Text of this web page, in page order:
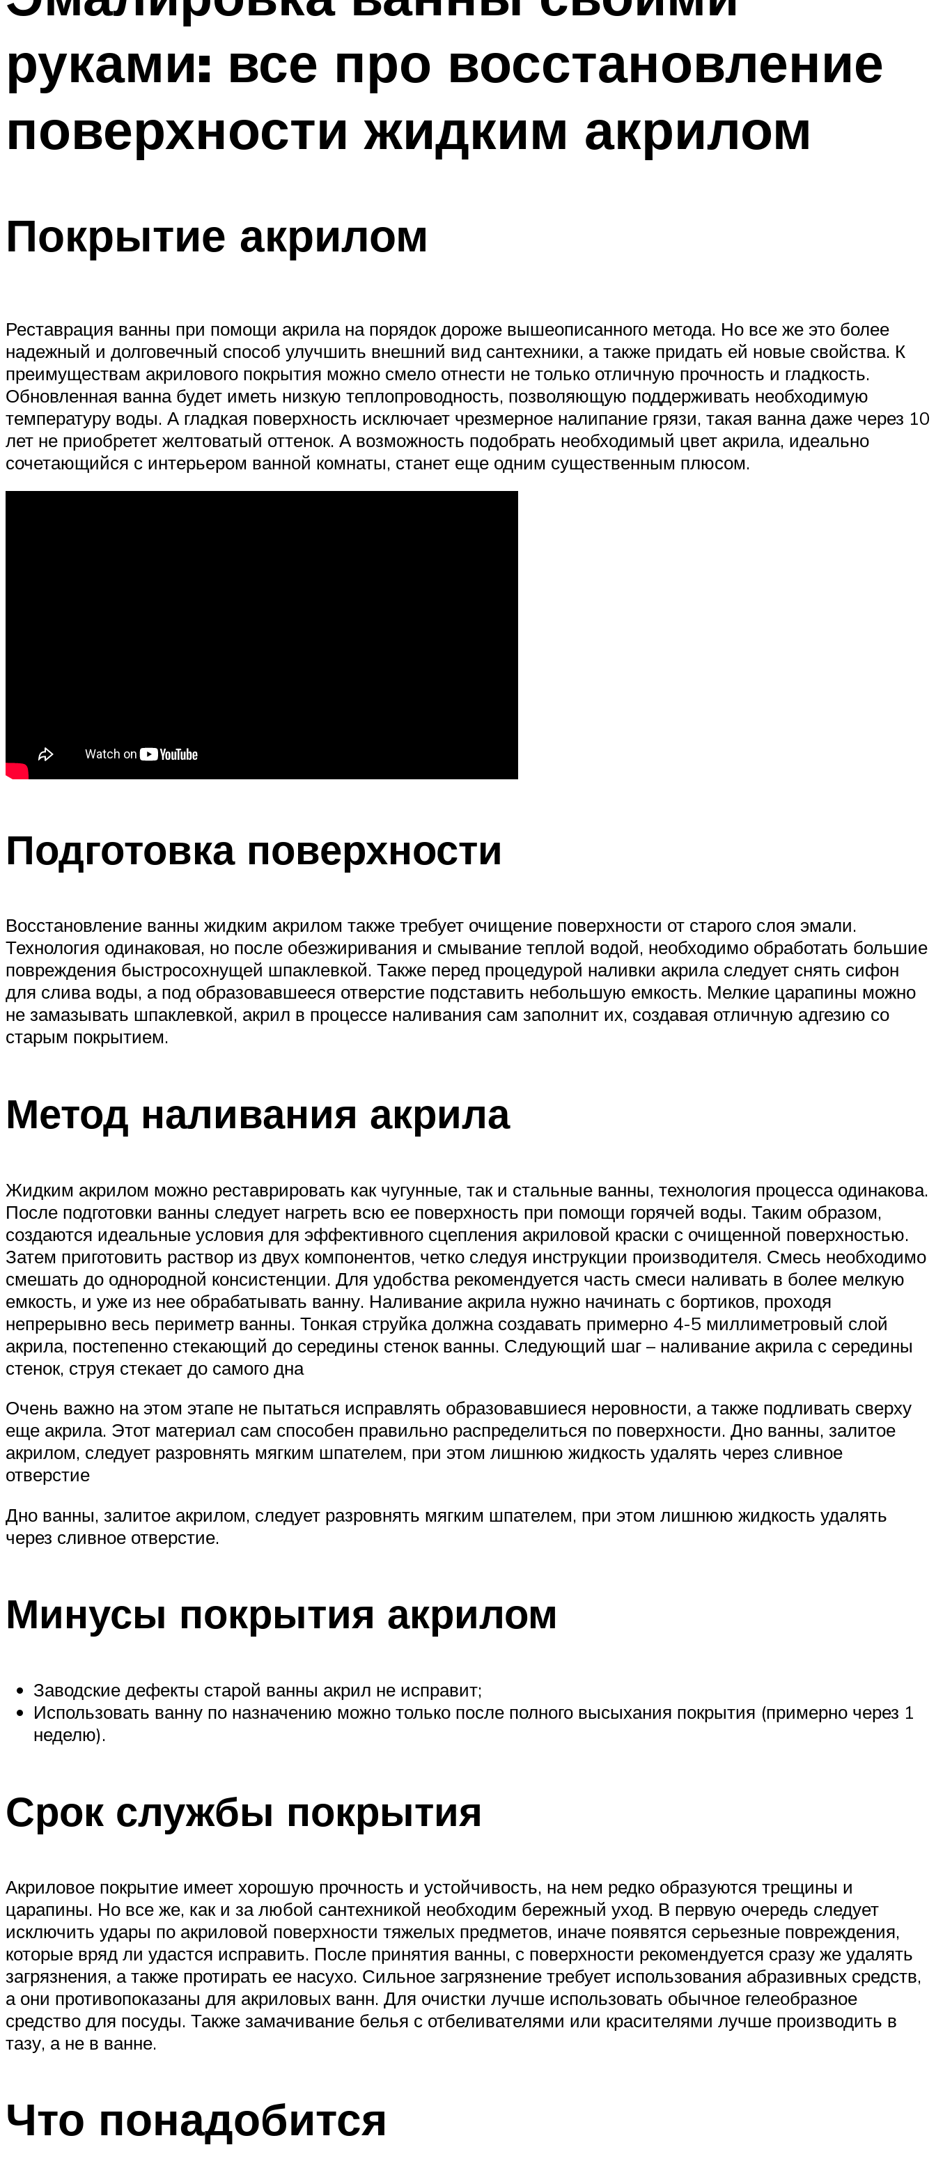
руками: все про восстановление
поверхности жидким акрилом
Покрытие акрилом
Реставрация ванны при помощи акрила на порядок дороже вышеописанного метода. Но все же это более
надежный и долговечный способ улучшить внешний вид сантехники, а также придать ей новые свойства. К
преимуществам акрилового покрытия можно смело отнести не только отличную прочность и гладкость.
Обновленная ванна будет иметь низкую теплопроводность, позволяющую поддерживать необходимую
температуру воды. А гладкая поверхность исключает чрезмерное налипание грязи, такая ванна даже через 10
лет не приобретет желтоватый оттенок. А возможность подобрать необходимый цвет акрила, идеально
сочетающийся с интерьером ванной комнаты, станет еще одним существенным плюсом.
Подготовка поверхности
Восстановление ванны жидким акрилом также требует очищение поверхности от старого слоя эмали.
Технология одинаковая, но после обезжиривания и смывание теплой водой, необходимо обработать большие
повреждения быстросохнущей шпаклевкой. Также перед процедурой наливки акрила следует снять сифон
для слива воды, а под образовавшееся отверстие подставить небольшую емкость. Мелкие царапины можно
не замазывать шпаклевкой, акрил в процессе наливания сам заполнит их, создавая отличную адгезию со
старым покрытием.
Метод наливания акрила
Жидким акрилом можно реставрировать как чугунные, так и стальные ванны, технология процесса одинакова.
После подготовки ванны следует нагреть всю ее поверхность при помощи горячей воды. Таким образом,
создаются идеальные условия для эффективного сцепления акриловой краски с очищенной поверхностью.
Затем приготовить раствор из двух компонентов, четко следуя инструкции производителя. Смесь необходимо
смешать до однородной консистенции. Для удобства рекомендуется часть смеси наливать в более мелкую
емкость, и уже из нее обрабатывать ванну. Наливание акрила нужно начинать с бортиков, проходя
непрерывно весь периметр ванны. Тонкая струйка должна создавать примерно 4-5 миллиметровый слой
акрила, постепенно стекающий до середины стенок ванны. Следующий шаг – наливание акрила с середины
стенок, струя стекает до самого дна
Очень важно на этом этапе не пытаться исправлять образовавшиеся неровности, а также подливать сверху
еще акрила. Этот материал сам способен правильно распределиться по поверхности. Дно ванны, залитое
акрилом, следует разровнять мягким шпателем, при этом лишнюю жидкость удалять через сливное
отверстие
Дно ванны, залитое акрилом, следует разровнять мягким шпателем, при этом лишнюю жидкость удалять
через сливное отверстие.
Минусы покрытия акрилом
Заводские дефекты старой ванны акрил не исправит;
Использовать ванну по назначению можно только после полного высыхания покрытия (примерно через 1
неделю).
Срок службы покрытия
Акриловое покрытие имеет хорошую прочность и устойчивость, на нем редко образуются трещины и
царапины. Но все же, как и за любой сантехникой необходим бережный уход. В первую очередь следует
исключить удары по акриловой поверхности тяжелых предметов, иначе появятся серьезные повреждения,
которые вряд ли удастся исправить. После принятия ванны, с поверхности рекомендуется сразу же удалять
загрязнения, а также протирать ее насухо. Сильное загрязнение требует использования абразивных средств,
а они противопоказаны для акриловых ванн. Для очистки лучше использовать обычное гелеобразное
средство для посуды. Также замачивание белья с отбеливателями или красителями лучше производить в
тазу, а не в ванне.
Что понадобится